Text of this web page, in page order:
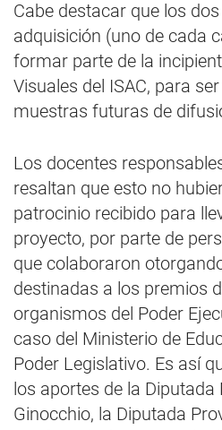
Cabe destacar que los
adquisición (uno de cada
formar parte de la
Visuales del ISAC, para
muestras futuras de
Los docentes
resaltan que esto no
patrocinio recibido para
proyecto, por parte de
que colaboraron
destinadas a los premios
organismos del Poder
caso del Ministerio de
Poder Legislativo. Es así
los aportes de la Diputada
Ginocchio, la Diputada